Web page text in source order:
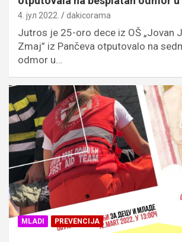
4. јул 2022. dakicorama
Jutros je 25-oro dece iz OŠ „Jovan
Zmaj” iz Pančeva otputovalo na
odmor u…
MLADI PREVENCIJA